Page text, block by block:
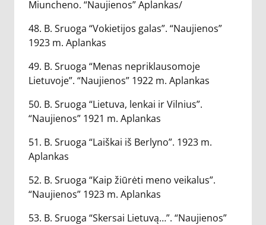
Miuncheno. “Naujienos” Aplankas/
48. B. Sruoga “Vokietijos galas”. “Naujienos”
1923 m. Aplankas
49. B. Sruoga “Menas nepriklausomoje
Lietuvoje”. “Naujienos” 1922 m. Aplankas
50. B. Sruoga “Lietuva, lenkai ir Vilnius”.
“Naujienos” 1921 m. Aplankas
51. B. Sruoga “Laiškai iš Berlyno”. 1923 m.
Aplankas
52. B. Sruoga “Kaip žiūrėti meno veikalus”.
“Naujienos” 1923 m. Aplankas
53. B. Sruoga “Skersai Lietuvą…”. “Naujienos”